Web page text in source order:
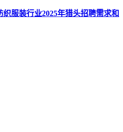
服装行业2025年猎头招聘需求和